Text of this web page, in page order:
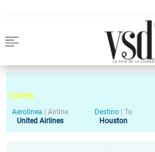
5:00HRS
Aerolinea
Airline
United Airlines
Destino
To
Houston